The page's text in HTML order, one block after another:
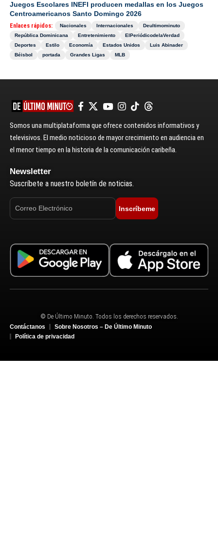
Juegos Escolares INEFI producen medallas en los Juegos
Centroamericanos Santo Domingo 2026
Enlaces rápidos: Nacionales Internacionales
Deultimominuto
República Dominicana
Entretenimiento
ElPeriódicodelaVerdad
Deportes
Estilo Economía Estados Unidos
Luis Abinader
Béisbol
portada Grandes Ligas MLB
Somos una multiplataforma que ofrece contenidos informativos y
televisivos. El medio noticioso de mayor crecimiento en audiencia en
el menor tiempo en la historia de la comunicación caribeña.
Newsletter
Suscríbete a nuestro boletín de noticias.
Inscríbeme
© De Último Minuto. Todos los derechos reservados.
Contáctanos
Sobre Nosotros – De Último Minuto
Política de privacidad